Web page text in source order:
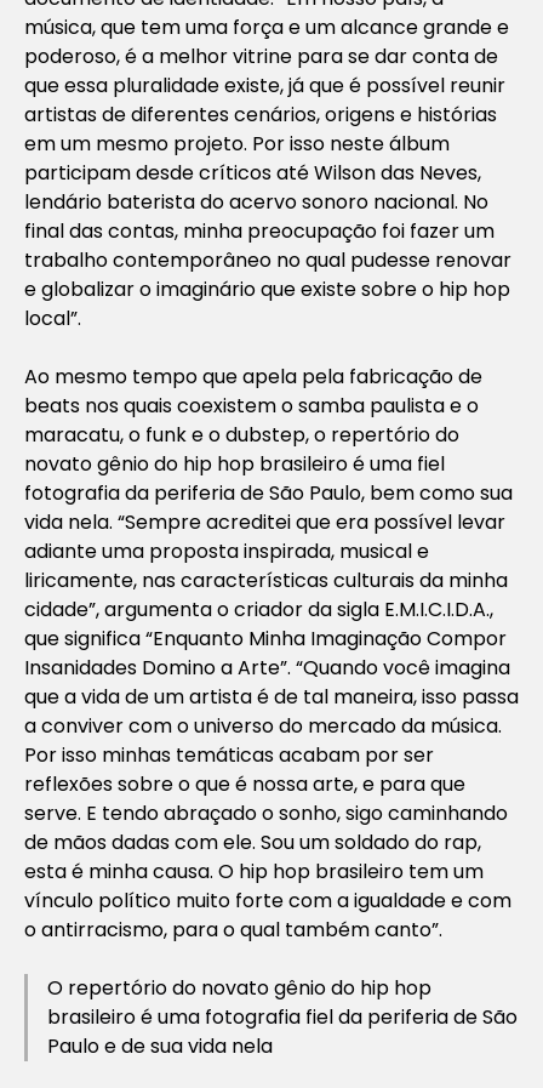
música, que tem uma força e um alcance grande e
poderoso, é a melhor vitrine para se dar conta de
que essa pluralidade existe, já que é possível reunir
artistas de diferentes cenários, origens e histórias
em um mesmo projeto. Por isso neste álbum
participam desde críticos até Wilson das Neves,
lendário baterista do acervo sonoro nacional. No
final das contas, minha preocupação foi fazer um
trabalho contemporâneo no qual pudesse renovar
e globalizar o imaginário que existe sobre o hip hop
local”.
Ao mesmo tempo que apela pela fabricação de
beats nos quais coexistem o samba paulista e o
maracatu, o funk e o dubstep, o repertório do
novato gênio do hip hop brasileiro é uma fiel
fotografia da periferia de São Paulo, bem como sua
vida nela. “Sempre acreditei que era possível levar
adiante uma proposta inspirada, musical e
liricamente, nas características culturais da minha
cidade”, argumenta o criador da sigla E.M.I.C.I.D.A.,
que significa “Enquanto Minha Imaginação Compor
Insanidades Domino a Arte”. “Quando você imagina
que a vida de um artista é de tal maneira, isso passa
a conviver com o universo do mercado da música.
Por isso minhas temáticas acabam por ser
reflexões sobre o que é nossa arte, e para que
serve. E tendo abraçado o sonho, sigo caminhando
de mãos dadas com ele. Sou um soldado do rap,
esta é minha causa. O hip hop brasileiro tem um
vínculo político muito forte com a igualdade e com
o antirracismo, para o qual também canto”.
O repertório do novato gênio do hip hop
brasileiro é uma fotografia fiel da periferia de São
Paulo e de sua vida nela